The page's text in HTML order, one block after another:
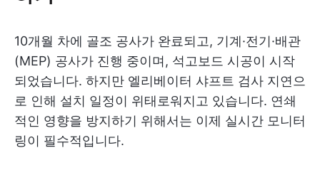
10개월 차에 골조 공사가 완료되고, 기계·전기·배관
(MEP) 공사가 진행 중이며, 석고보드 시공이 시작
되었습니다. 하지만 엘리베이터 샤프트 검사 지연으
로 인해 설치 일정이 위태로워지고 있습니다. 연쇄
적인 영향을 방지하기 위해서는 이제 실시간 모니터
링이 필수적입니다.